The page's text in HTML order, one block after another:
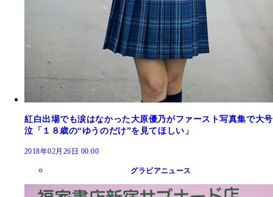
紅白出場でも涙はなかった大原優乃がファースト写真集で大号
泣「１８歳の“ゆうのだけ”を見てほしい」
2018年02月26日 00:00
グラビアニュース